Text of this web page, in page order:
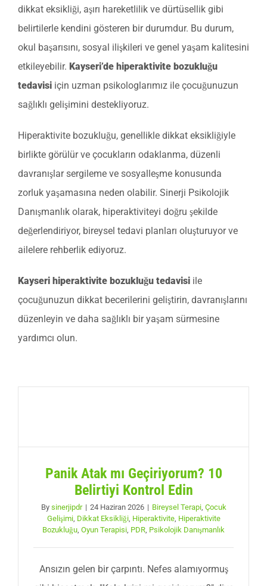
dikkat eksikliği, aşırı hareketlilik ve dürtüsellik gibi
belirtilerle kendini gösteren bir durumdur. Bu durum,
okul başarısını, sosyal ilişkileri ve genel yaşam kalitesini
etkileyebilir. Kayseri’de hiperaktivite bozukluğu
tedavisi için uzman psikologlarımız ile çocuğunuzun
sağlıklı gelişimini destekliyoruz.
Hiperaktivite bozukluğu, genellikle dikkat eksikliğiyle
birlikte görülür ve çocukların odaklanma, düzenli
davranışlar sergileme ve sosyalleşme konusunda
zorluk yaşamasına neden olabilir. Sinerji Psikolojik
Danışmanlık olarak, hiperaktiviteyi doğru şekilde
değerlendiriyor, bireysel tedavi planları oluşturuyor ve
ailelere rehberlik ediyoruz.
Kayseri hiperaktivite bozukluğu tedavisi ile
çocuğunuzun dikkat becerilerini geliştirin, davranışlarını
düzenleyin ve daha sağlıklı bir yaşam sürmesine
yardımcı olun.
Panik Atak mı Geçiriyorum? 10
Belirtiyi Kontrol Edin
By sinerjipdr | 24 Haziran 2026 | Bireysel Terapi, Çocuk
Gelişimi, Dikkat Eksikliği, Hiperaktivite, Hiperaktivite
Bozukluğu, Oyun Terapisi, PDR, Psikolojik Danışmanlık
Ansızın gelen bir çarpıntı. Nefes alamıyormuş